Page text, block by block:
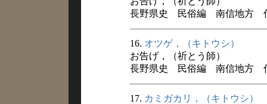
長野県史 民俗編 南信地方
16. オツゲ，（キトウシ）
お告げ，（祈とう師）
長野県史 民俗編 南信地方
17. カミガカリ，（キトウシ）